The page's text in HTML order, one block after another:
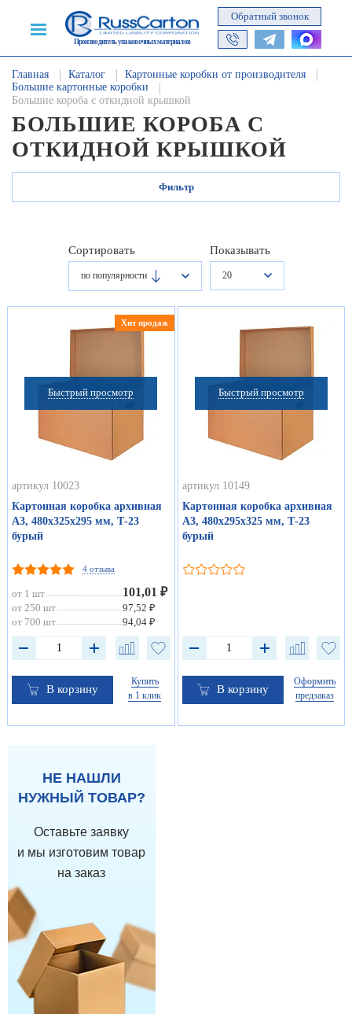
Производитель упаковочных материалов
Обратный звонок
Главная Каталог
Картонные коробки от производителя
Большие картонные коробки
Большие короба с откидной крышкой
БОЛЬШИЕ КОРОБА С
ОТКИДНОЙ КРЫШКОЙ
Фильтр
Сортировать
по популярности
Показывать
20
Быстрый просмотр
Хит продаж
артикул 10023
Картонная коробка архивная
А3, 480х325х295 мм, Т-23
бурый
4 отзыва
от 1 шт 101,01 ₽
от 250 шт
97,52 ₽
от 700 шт
94,04 ₽
В корзину
Купить
в 1 клик
Быстрый просмотр
артикул 10149
Картонная коробка архивная
А3, 480х295х325 мм, Т-23
бурый
В корзину
Оформить
предзаказ
НЕ НАШЛИ
НУЖНЫЙ ТОВАР?
Оставьте заявку
и мы изготовим товар
на заказ